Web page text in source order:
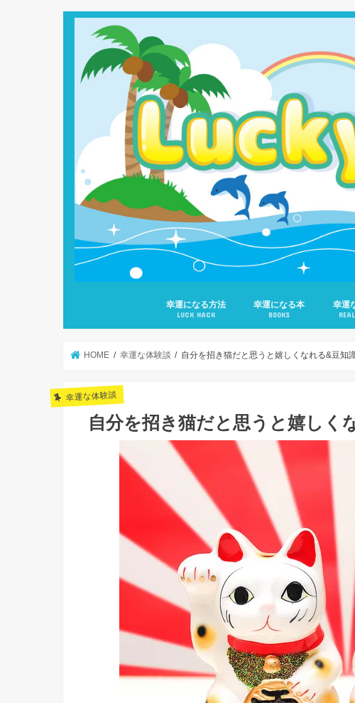
幸運になる方法
LUCK HACK
幸運になる本
BOOKS
幸運
HOME 幸運な体験談 自分を招き猫だと思うと嬉しくなれる&豆知
幸運な体験談
自分を招き猫だと思うと嬉しく